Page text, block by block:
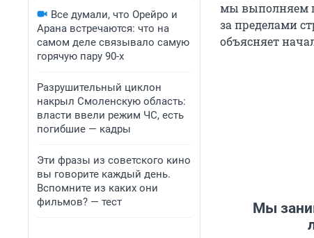
Все думали, что Орейро и
Арана встречаются: что на
самом деле связывало самую
горячую пару 90-х
Разрушительный циклон
накрыл Смоленскую область:
власти ввели режим ЧС, есть
погибшие — кадры
Эти фразы из советского кино
вы говорите каждый день.
Вспомните из каких они
фильмов? — тест
мы выполняем
за пределами
объясняет
Мы